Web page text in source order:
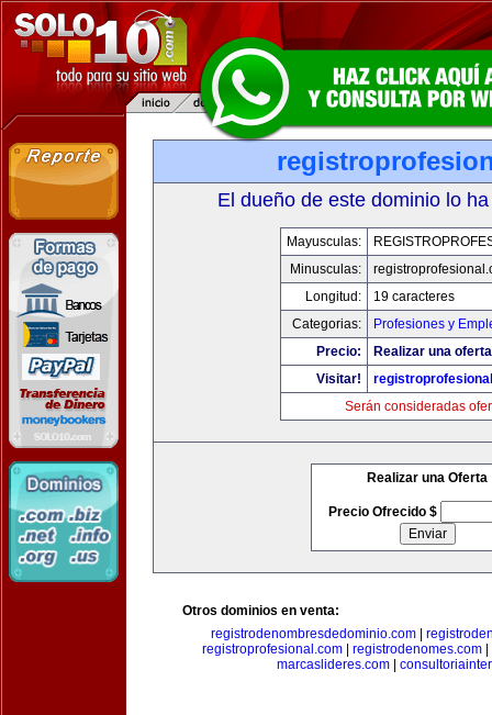
El dueño de este dominio lo
Mayusculas:
Minusculas:
Longitud:
19 caracteres
Categorias:
Profesiones y
Precio:
Realizar una
Visitar!
Serán consideradas
Realizar una Oferta
Precio Ofrecido $
Otros dominios en venta:
registrodenombresdedominio.com|
registroprofesional.com| registrodenomes.com|
marcaslideres.com|